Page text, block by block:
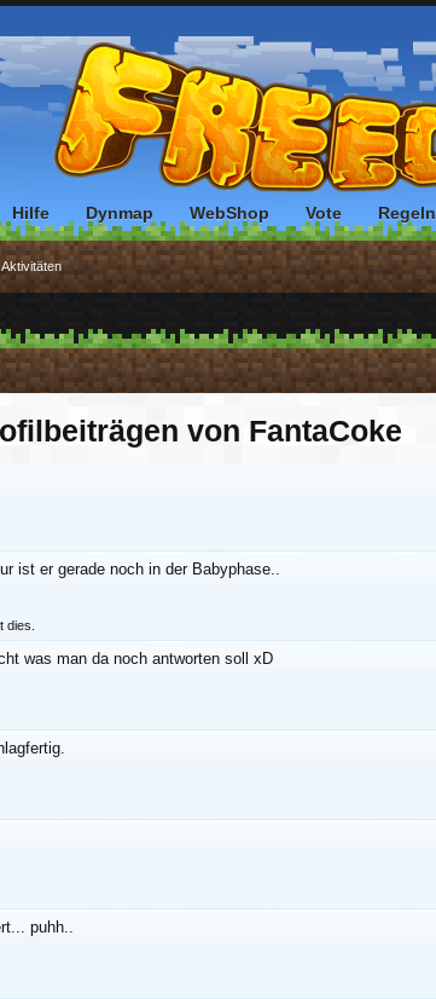
von FantaCoke
ist er gerade noch in der Babyphase..
dies.
was man da noch antworten soll xD
puhh..
Hilfe Dynmap WebShop Vote Regeln